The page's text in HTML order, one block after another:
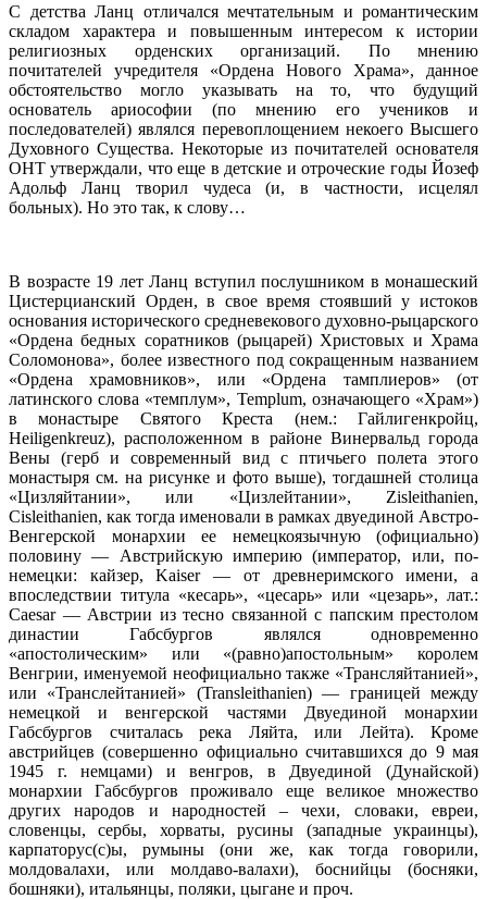
С детства Ланц отличался мечтательным и романтическим
складом характера и повышенным интересом к истории
религиозных орденских организаций. По мнению
почитателей учредителя «Ордена Нового Храма», данное
обстоятельство могло указывать на то, что будущий
основатель ариософии (по мнению его учеников и
последователей) являлся перевоплощением некоего Высшего
Духовного Существа. Некоторые из почитателей основателя
ОНТ утверждали, что еще в детские и отроческие годы Йозеф
Адольф Ланц творил чудеса (и, в частности, исцелял
больных). Но это так, к слову…
В возрасте 19 лет Ланц вступил послушником в монашеский
Цистерцианский Орден, в свое время стоявший у истоков
основания исторического средневекового духовно-рыцарского
«Ордена бедных соратников (рыцарей) Христовых и Храма
Соломонова», более известного под сокращенным названием
«Ордена храмовников», или «Ордена тамплиеров» (от
латинского слова «темплум», Templum, означающего «Храм»)
в монастыре Святого Креста (нем.: Гайлигенкройц,
Heiligenkreuz), расположенном в районе Винервальд города
Вены (герб и современный вид с птичьего полета этого
монастыря см. на рисунке и фото выше), тогдашней столица
«Цизляйтании», или «Цизлейтании», Zisleithanien,
Cisleithanien, как тогда именовали в рамках двуединой Австро-
Венгерской монархии ее немецкоязычную (официально)
половину — Австрийскую империю (император, или, по-
немецки: кайзер, Kaiser — от древнеримского имени, а
впоследствии титула «кесарь», «цесарь» или «цезарь», лат.:
Caesar — Австрии из тесно связанной с папским престолом
династии Габсбургов являлся одновременно
«апостолическим» или «(равно)апостольным» королем
Венгрии, именуемой неофициально также «Трансляйтанией»,
или «Транслейтанией» (Transleithanien) — границей между
немецкой и венгерской частями Двуединой монархии
Габсбургов считалась река Ляйта, или Лейта). Кроме
австрийцев (совершенно официально считавшихся до 9 мая
1945 г. немцами) и венгров, в Двуединой (Дунайской)
монархии Габсбургов проживало еще великое множество
других народов и народностей – чехи, словаки, евреи,
словенцы, сербы, хорваты, русины (западные украинцы),
карпаторус(с)ы, румыны (они же, как тогда говорили,
молдовалахи, или молдаво-валахи), боснийцы (босняки,
бошняки), итальянцы, поляки, цыгане и проч.